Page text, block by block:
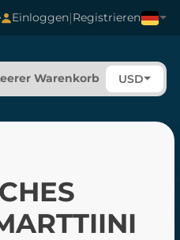
Einloggen|Registrieren
Warenkorb USD